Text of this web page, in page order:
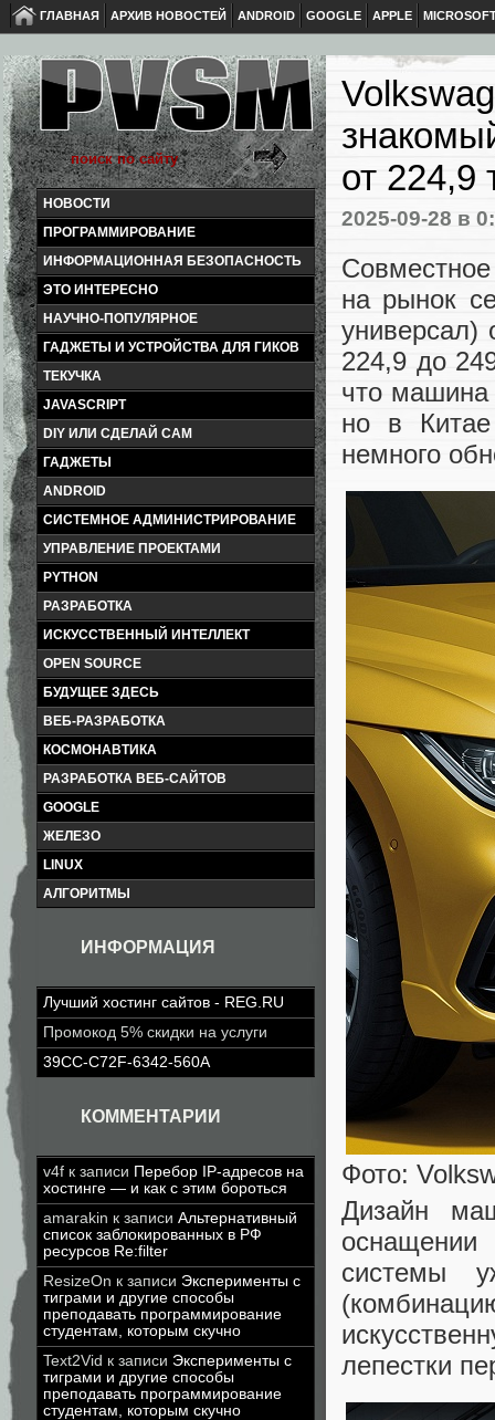
ГЛАВНАЯ АРХИВ НОВОСТЕЙ ANDROID GOOGLE APPLE
НОВОСТИ
ПРОГРАММИРОВАНИЕ
ИНФОРМАЦИОННАЯ БЕЗОПАСНОСТЬ
ЭТО ИНТЕРЕСНО
НАУЧНО-ПОПУЛЯРНОЕ
ГАДЖЕТЫ И УСТРОЙСТВА ДЛЯ ГИКОВ
ТЕКУЧКА
JAVASCRIPT
DIY ИЛИ СДЕЛАЙ САМ
ГАДЖЕТЫ
ANDROID
СИСТЕМНОЕ АДМИНИСТРИРОВАНИЕ
УПРАВЛЕНИЕ ПРОЕКТАМИ
PYTHON
РАЗРАБОТКА
ИСКУССТВЕННЫЙ ИНТЕЛЛЕКТ
OPEN SOURCE
БУДУЩЕЕ ЗДЕСЬ
ВЕБ-РАЗРАБОТКА
КОСМОНАВТИКА
РАЗРАБОТКА ВЕБ-САЙТОВ
GOOGLE
ЖЕЛЕЗО
LINUX
АЛГОРИТМЫ
ИНФОРМАЦИЯ
Лучший хостинг сайтов - REG.RU
Промокод 5% скидки на услуги
39CC-C72F-6342-560A
КОММЕНТАРИИ
v4f к записи Перебор IP-адресов на
хостинге — и как с этим бороться
amarakin к записи Альтернативный
список заблокированных в РФ
ресурсов Re:filter
ResizeOn к записи Эксперименты с
тиграми и другие способы
преподавать программирование
студентам, которым скучно
Text2Vid к записи Эксперименты с
тиграми и другие способы
преподавать программирование
студентам, которым скучно
от 224,9
2025-09-28 в
на рынок
224,9 до
что машина
но в Китае
немного
Фото:
Дизайн
оснащении
системы
лепестки